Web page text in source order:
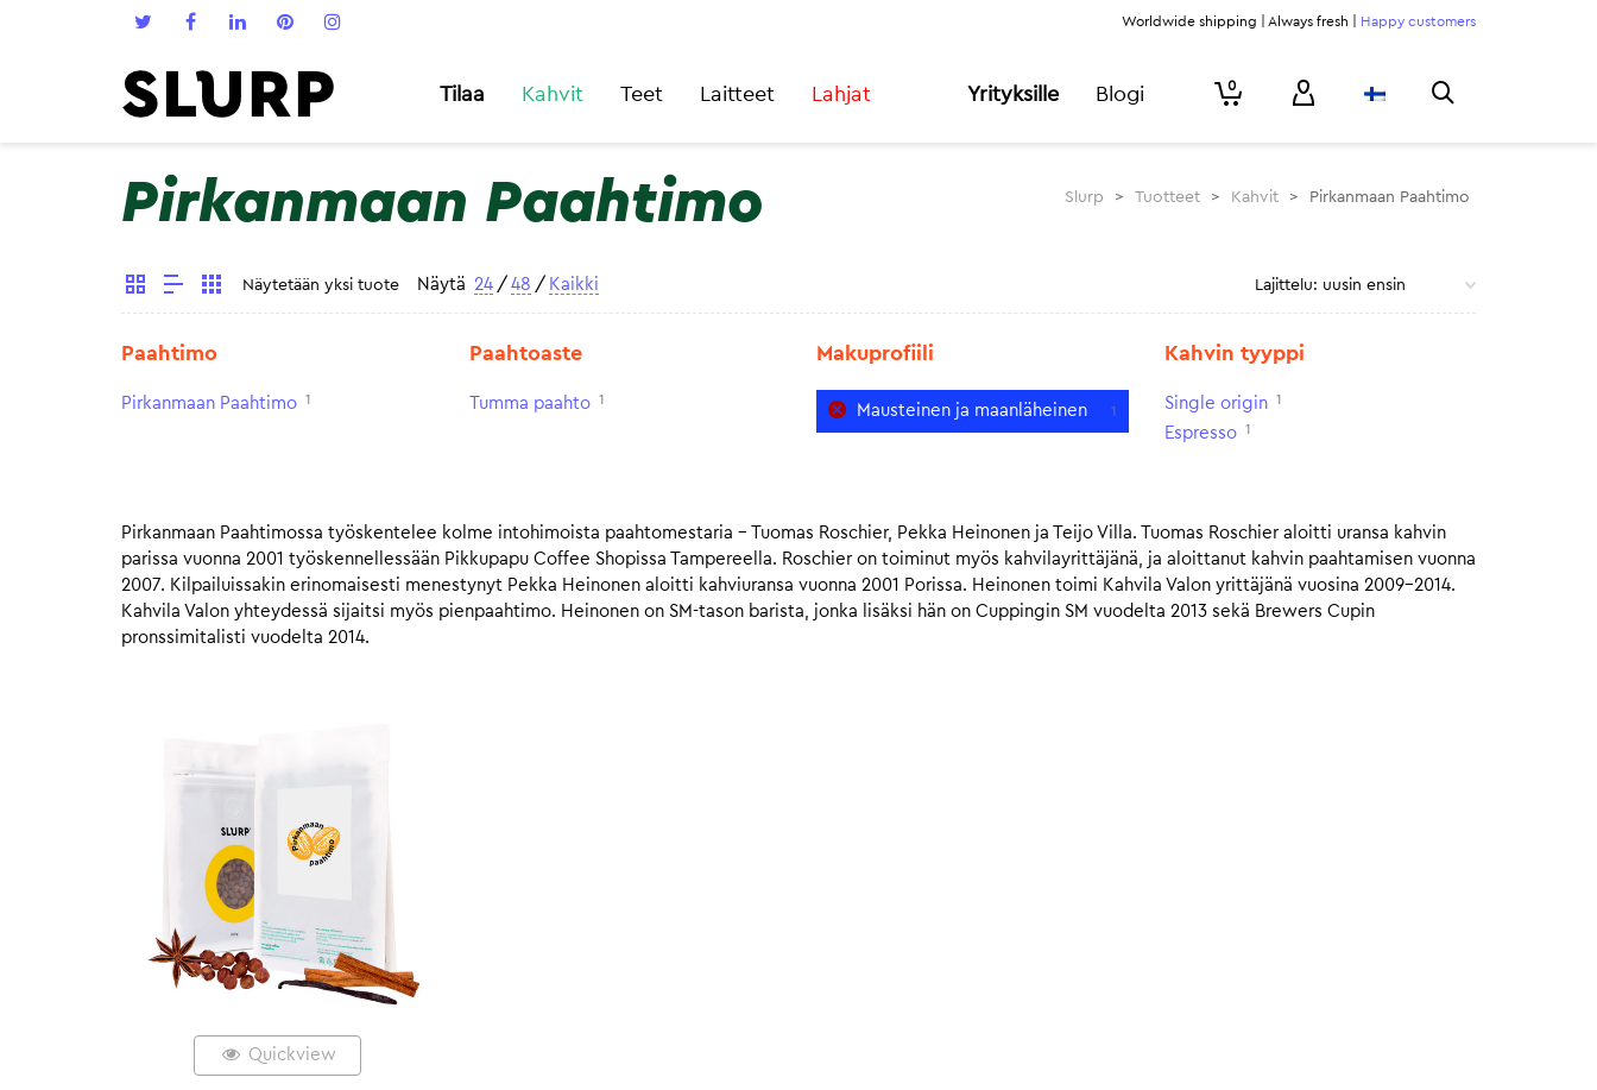
Worldwide shipping | Always fresh | Happy customers
Tilaa Kahvit Teet Laitteet Lahjat Yrityksille Blogi 0
Pirkanmaan Paahtimo Slurp > Tuotteet > Kahvit > Pirkanmaan Paahtimo
Näytetään yksi tuote Näytä 24 / 48 / Kaikki
Paahtimo
Pirkanmaan Paahtimo 1
Paahtoaste
Tumma paahto 1
Makuprofiili
Mausteinen ja maanläheinen 1
Kahvin tyyppi
Single origin 1
Espresso 1
Pirkanmaan Paahtimossa työskentelee kolme intohimoista paahtomestaria – Tuomas Roschier, Pekka Heinonen ja Teijo Villa. Tuomas Roschier aloitti uransa kahvin
parissa vuonna 2001 työskennellessään Pikkupapu Coffee Shopissa Tampereella. Roschier on toiminut myös kahvilayrittäjänä, ja aloittanut kahvin paahtamisen vuonna
2007. Kilpailuissakin erinomaisesti menestynyt Pekka Heinonen aloitti kahviuransa vuonna 2001 Porissa. Heinonen toimi Kahvila Valon yrittäjänä vuosina 2009-2014.
Kahvila Valon yhteydessä sijaitsi myös pienpaahtimo. Heinonen on SM-tason barista, jonka lisäksi hän on Cuppingin SM vuodelta 2013 sekä Brewers Cupin
pronssimitalisti vuodelta 2014.
Quickview